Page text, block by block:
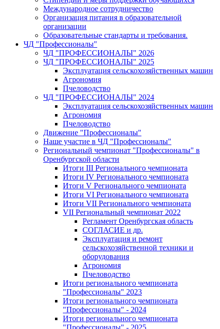
Международное сотрудничество
Организация питания в образовательной
организации
Образовательные стандарты и требования.
ЧД "Профессионалы"
ЧД "ПРОФЕССИОНАЛЫ" 2026
ЧД "ПРОФЕССИОНАЛЫ" 2025
Эксплуатация сельскохозяйственных машин
Агрономия
Пчеловодство
ЧД "ПРОФЕССИОНАЛЫ" 2024
Эксплуатация сельскохозяйственных машин
Агрономия
Пчеловодство
Движение "Профессионалы"
Наше участие в ЧД "Профессионалы"
Региональный чемпионат "Профессионалы" в
Оренбургской области
Итоги III Регионального чемпионата
Итоги IV Регионального чемпионата
Итоги V Регионального чемпионата
Итоги VI Регионального чемпионата
Итоги VII Регионального чемпионата
VII Региональный чемпионат 2022
Регламент Оренбургская область
СОГЛАСИЕ и др.
Эксплуатация и ремонт
сельскохозяйственной техники и
оборудования
Агрономия
Пчеловодство
Итоги регионального чемпионата
"Профессионалы" 2023
Итоги регионального чемпионата
"Профессионалы" - 2024
Итоги регионального чемпионата